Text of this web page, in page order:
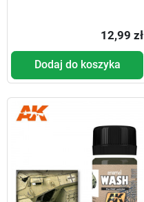
12,99 zł
Dodaj do koszyka